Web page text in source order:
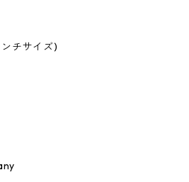
チサイズ)